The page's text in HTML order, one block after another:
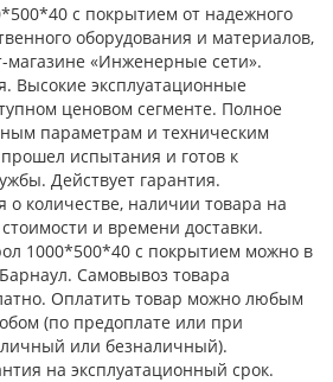
с покрытием от надежного
оборудования и материалов,
магазине «Инженерные сети».
Высокие эксплуатационные
ценовом сегменте. Полное
параметрам и техническим
испытания и готов к
Действует гарантия.
количестве, наличии товара на
и времени доставки.
1000*500*40 с покрытием можно в
Самовывоз товара
Оплатить товар можно любым
(по предоплате или при
или безналичный).
на эксплуатационный срок.